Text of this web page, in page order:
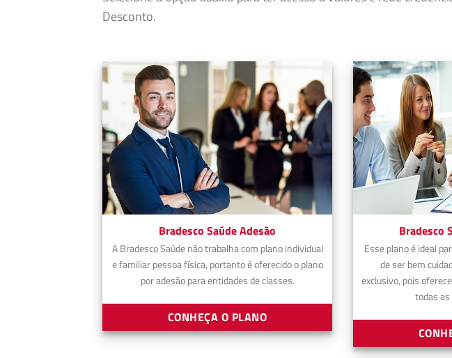
Desconto.
Bradesco Saúde Adesão
A Bradesco Saúde não trabalha com plano individual
e familiar pessoa física, portanto é oferecido o plano
por adesão para entidades de classes.
CONHEÇA O PLANO
Bradesco
Esse plano é ideal
de ser bem
exclusivo, pois
todas